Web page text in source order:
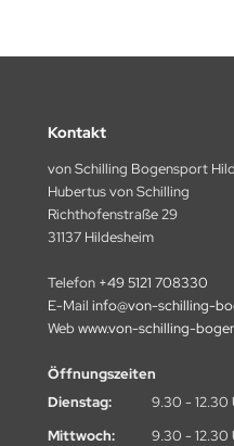
Kontakt
von Schilling Bogensport
Hubertus von Schilling
Richthofenstraße 29
31137 Hildesheim
Telefon +49 5121 708330
E-Mail info@von-schilling-
Web www.von-schilling-
Öffnungszeiten
Dienstag:
9.30 - 12.30
Mittwoch:
9.30 - 12.30
TARGETS
BALL